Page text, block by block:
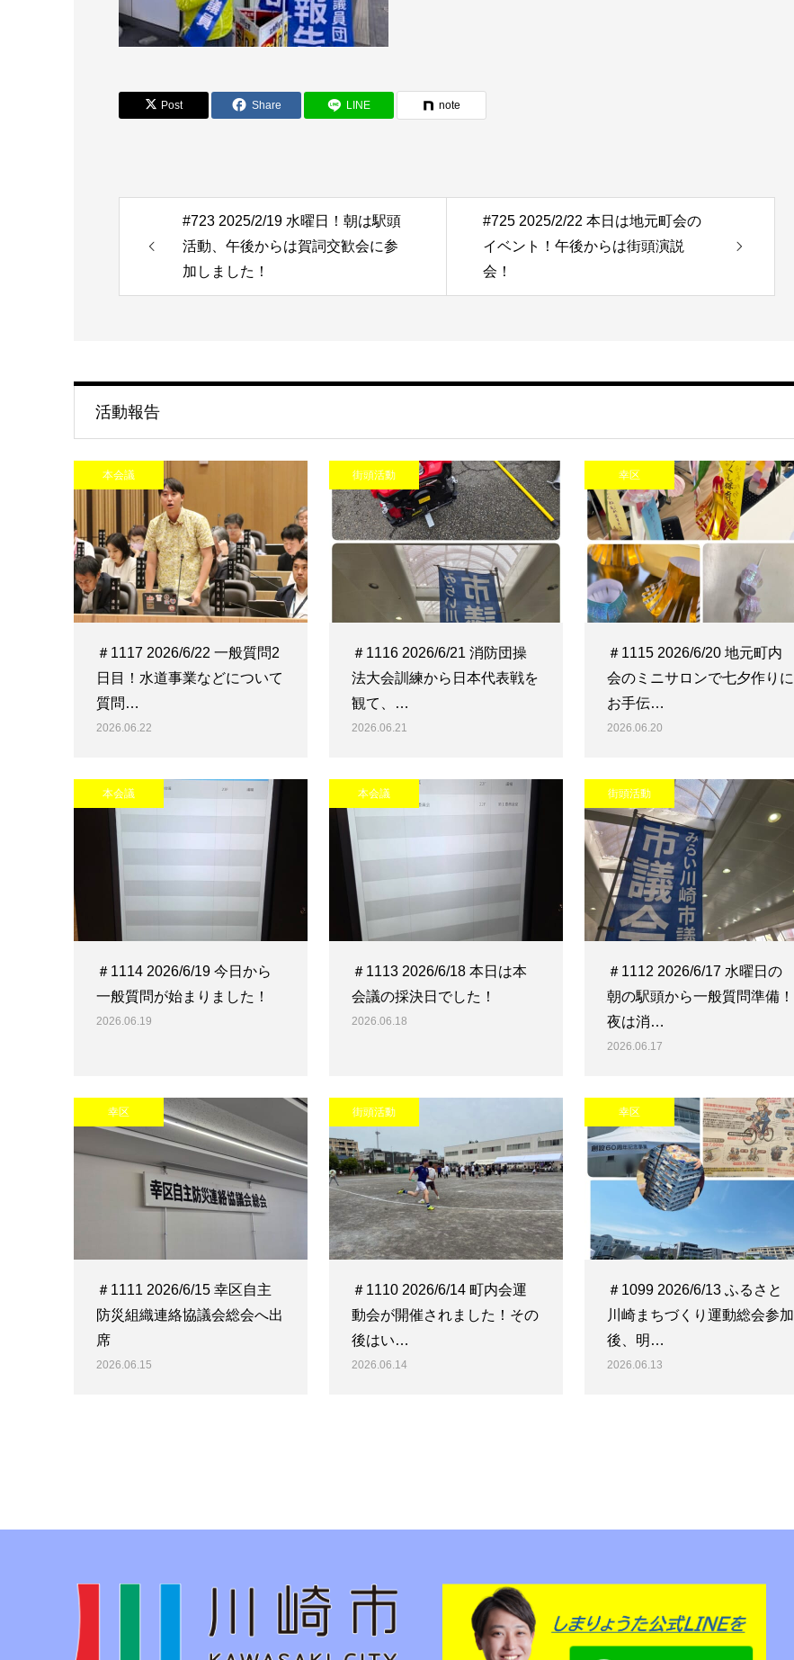
Post Share LINE note
#723 2025/2/19 水曜日！朝は駅頭
活動、午後からは賀詞交歓会に参
加しました！
#725 2025/2/22 本日は地元町会の
イベント！午後からは街頭演説
会！
活動報告
本会議
＃1117 2026/6/22 一般質問2
日目！水道事業などについて
質問…
2026.06.22
街頭活動
＃1116 2026/6/21 消防団操
法大会訓練から日本代表戦を
観て、…
2026.06.21
幸区
＃1115 2026/6/20 地元町内
会のミニサロンで七夕作りに
お手伝…
2026.06.20
本会議
＃1114 2026/6/19 今日から
一般質問が始まりました！
2026.06.19
本会議
＃1113 2026/6/18 本日は本
会議の採決日でした！
2026.06.18
街頭活動
＃1112 2026/6/17 水曜日の
朝の駅頭から一般質問準備！
夜は消…
2026.06.17
幸区
＃1111 2026/6/15 幸区自主
防災組織連絡協議会総会へ出
席
2026.06.15
街頭活動
＃1110 2026/6/14 町内会運
動会が開催されました！その
後はい…
2026.06.14
幸区
＃1099 2026/6/13 ふるさと
川崎まちづくり運動総会参加
後、明…
2026.06.13